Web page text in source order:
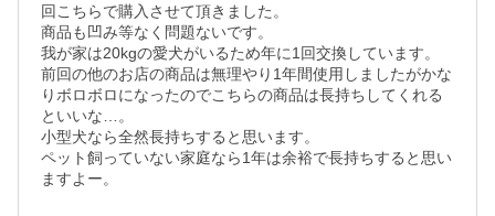
回こちらで購入させて頂きました。
商品も凹み等なく問題ないです。
我が家は20kgの愛犬がいるため年に1回交換しています。
前回の他のお店の商品は無理やり1年間使用しましたがかな
りボロボロになったのでこちらの商品は長持ちしてくれる
といいな…。
小型犬なら全然長持ちすると思います。
ペット飼っていない家庭なら1年は余裕で長持ちすると思い
ますよー。